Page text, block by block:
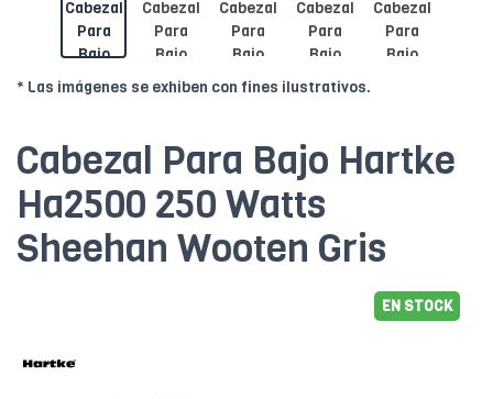
* Las imágenes se exhiben con fines ilustrativos.
Cabezal Para Bajo Hartke
Ha2500 250 Watts
Sheehan Wooten Gris
EN STOCK